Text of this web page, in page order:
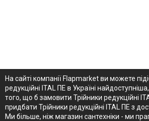
На сайті компанії Flapmarket ви можете
редукційні ITAL ПЕ в Україні
того, що б замовити Трійники редукційні
придбати Трійники редукційні ITAL ПЕ з
Ми більше, ніж магазин сантехніки - ми